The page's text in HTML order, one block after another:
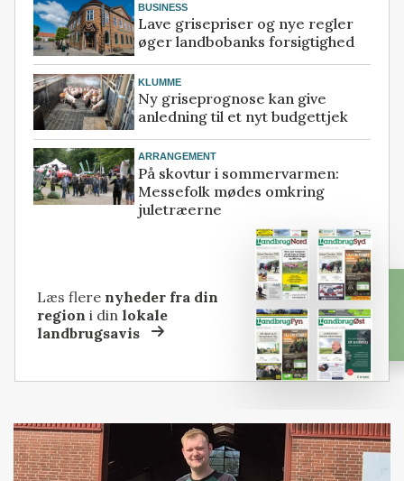
BUSINESS
Lave grisepriser og nye regler
øger landbobanks forsigtighed
KLUMME
Ny griseprognose kan give
anledning til et nyt budgettjek
ARRANGEMENT
På skovtur i sommervarmen:
Messefolk mødes omkring
juletræerne
Læs flere nyheder fra din
region i dinlokale
landbrugsavis